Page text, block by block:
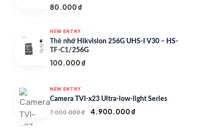
80.000₫
NEW ENTRY
Thẻ nhớ Hikvision 256G UHS-I V30 – HS-
TF-C1/256G
100.000₫
NEW ENTRY
Camera TVI-x23 Ultra-low-light Series
7.000.000₫
Giá
4.900.000₫